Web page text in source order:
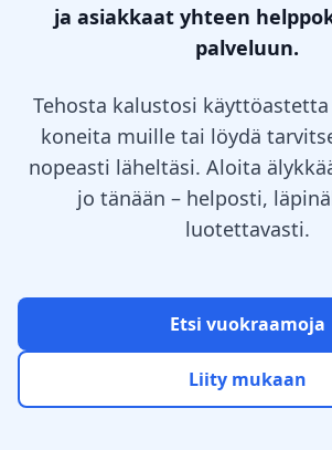
ja asiakkaat yhteen
palveluun.
Tehosta kalustosi
koneita muille tai löydä
nopeasti läheltäsi. Aloita
jo tänään – helposti,
luotettavasti.
Etsi vuokraamoja
Liity mukaan